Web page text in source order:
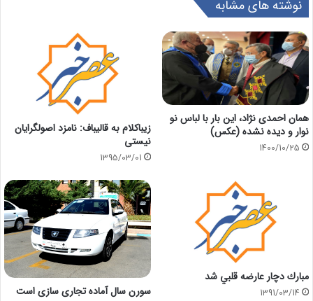
نوشته های مشابه
همان احمدی نژاد، این بار با لباس نو
نوار و دیده نشده (عکس)
1400/10/25
زیباکلام‌ به‌ قالیباف: نامزد اصولگرایان
نیستی
1395/03/01
مبارك دچار عارضه قلبي شد
1391/03/14 سورن سال آماده تجاری سازی است